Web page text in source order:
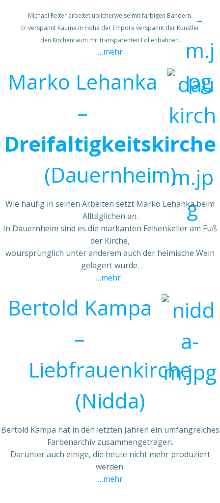
Michael Reiter arbeitet üblicherweise mit farbigen Bändern.
Er verspannt Räume.In Höhe der Empore verspannt der Künstler
den Kirchenraum mit transparenten Folienbahnen.
…mehr
Marko Lehanka
–
Dreifaltigkeitskirche
(Dauernheim)
Wie häufig in seinen Arbeiten setzt Marko Lehanka beim
Alltäglichen an.
In Dauernheim sind es die markanten Felsenkeller am Fuß
der Kirche,
woursprünglich unter anderem auch der heimische Wein
gelagert wurde.
…mehr
Bertold Kampa
–
Liebfrauenkirche
(Nidda)
Bertold Kampa hat in den letzten Jahren ein umfangreiches
Farbenarchiv zusammengetragen.
Darunter auch einige, die heute nicht mehr produziert
werden.
…mehr